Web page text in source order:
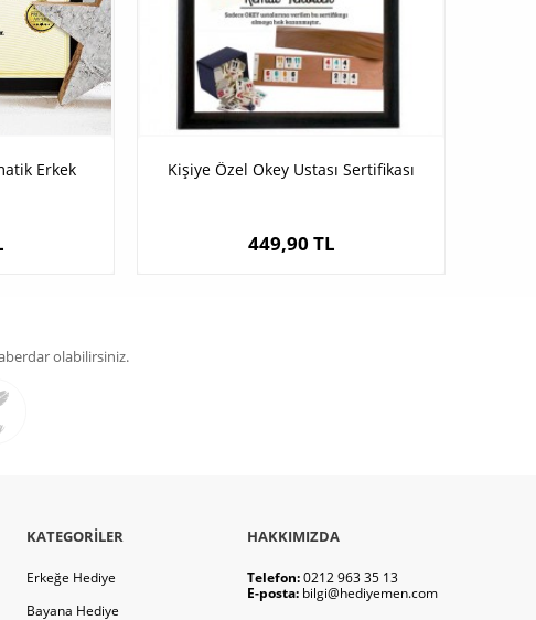
Erkek
Kişiye Özel Okey Ustası Sertifikası
449,90 TL
olabilirsiniz.
KATEGORILER
Erkeğe Hediye
Bayana Hediye
HAKKIMIZDA
Telefon:0212 963 35 13
E-posta: bilgi@hediyemen.com